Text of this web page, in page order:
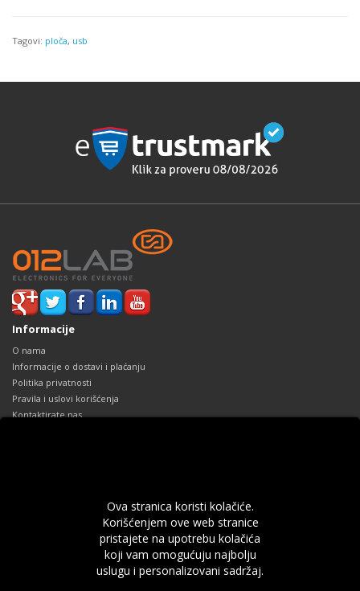
Ova stranica koristi kolačiće.
Korišćenjem ove web stranice
pristajete na upotrebu kolačića
koji vam omogućuju najbolju
uslugu i personalizovani sadržaj.
Tagovi: ploča, usb
Informacije
O nama
Informacije o dostavi i plaćanju
Politika privatnosti
Pravila i uslovi korišćenja
Kontaktirate nas